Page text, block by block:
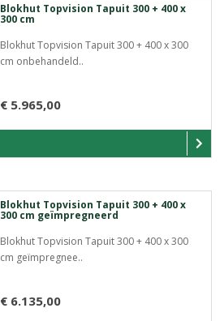
Blokhut Topvision Tapuit 300 + 400 x
300 cm
Blokhut Topvision Tapuit 300 + 400 x 300
cm onbehandeld..
€ 5.965,00
Blokhut Topvision Tapuit 300 + 400 x
300 cm geïmpregneerd
Blokhut Topvision Tapuit 300 + 400 x 300
cm geïmpregnee..
€ 6.135,00